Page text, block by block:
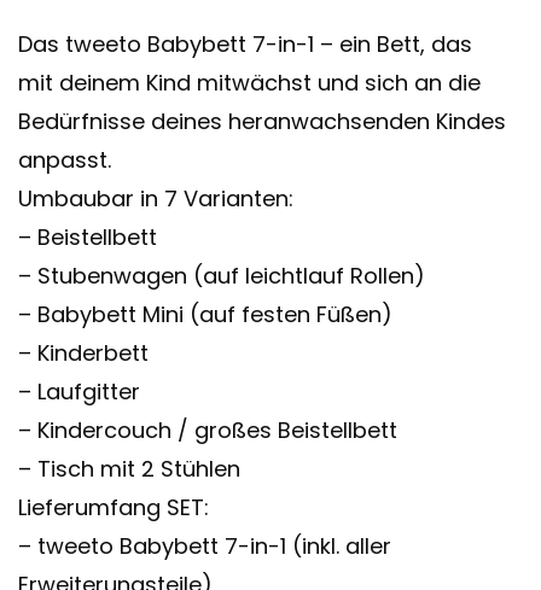
Das tweeto Babybett 7-in-1 – ein Bett, das
mit deinem Kind mitwächst und sich an die
Bedürfnisse deines heranwachsenden Kindes
anpasst.
Umbaubar in 7 Varianten:
– Beistellbett
– Stubenwagen (auf leichtlauf Rollen)
– Babybett Mini (auf festen Füßen)
– Kinderbett
– Laufgitter
– Kindercouch / großes Beistellbett
– Tisch mit 2 Stühlen
Lieferumfang SET:
– tweeto Babybett 7-in-1 (inkl. aller